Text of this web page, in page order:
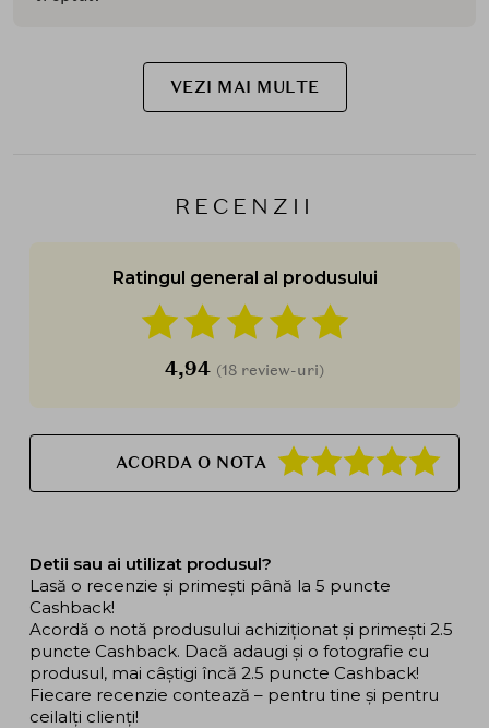
VEZI MAI MULTE
RECENZII
Ratingul general al produsului
4,94 (18 review-uri)
ACORDA O NOTA
Detii sau ai utilizat produsul?
Lasă o recenzie și primești până la 5 puncte
Cashback!
Acordă o notă produsului achiziționat și primești 2.5
puncte Cashback. Dacă adaugi și o fotografie cu
produsul, mai câștigi încă 2.5 puncte Cashback!
Fiecare recenzie contează – pentru tine și pentru
ceilalți clienți!